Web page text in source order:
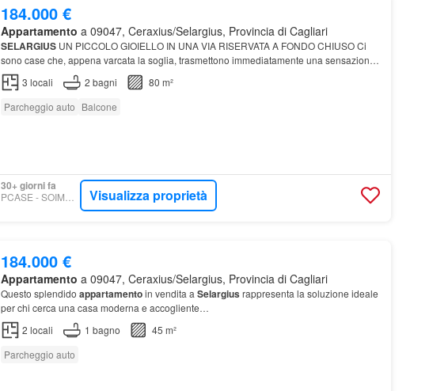
184.000 €
Appartamento a 09047, Ceraxius/Selargius, Provincia di Cagliari
SELARGIUSUN PICCOLO GIOIELLO IN UNA VIA RISERVATA A FONDO CHIUSO Ci
sono case che, appena varcata la soglia, trasmettono immediatamente una sensazione
chiuso, proponiamo in vendita una splendida soluzione semindipendente dis…
3 locali 2 bagni
80 m²
Parcheggio auto Balcone
30+ giorni fa
PCASE - SOIMM S.R.L. Visualizza proprietà
184.000 €
Appartamento a 09047, Ceraxius/Selargius, Provincia di Cagliari
Questo splendido appartamentoin vendita a Selargius rappresenta la soluzione ideale
per chi cerca una casa moderna e accogliente…
2 locali 1 bagno
45 m²
Parcheggio auto